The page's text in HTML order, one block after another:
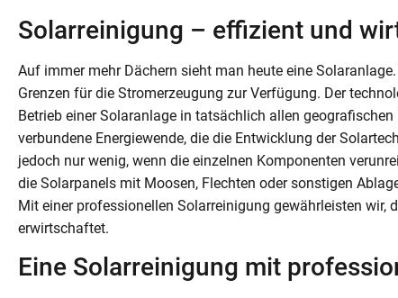
Solarreinigung – effizient und
Auf immer mehr Dächern sieht man heute eine
Grenzen für die Stromerzeugung zur Verfügung. Der
Betrieb einer Solaranlage in tatsächlich allen
verbundene Energiewende, die die Entwicklung der
jedoch nur wenig, wenn die einzelnen Komponenten
die Solarpanels mit Moosen, Flechten oder sonstigen
Mit einer professionellen Solarreinigung gewährleisten wir,
erwirtschaftet.
Eine Solarreinigung mit